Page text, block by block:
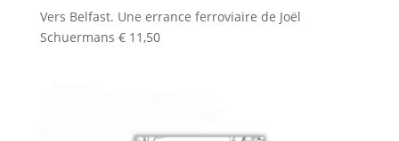
Vers Belfast. Une errance ferroviaire de Joël
Schuermans €11,50